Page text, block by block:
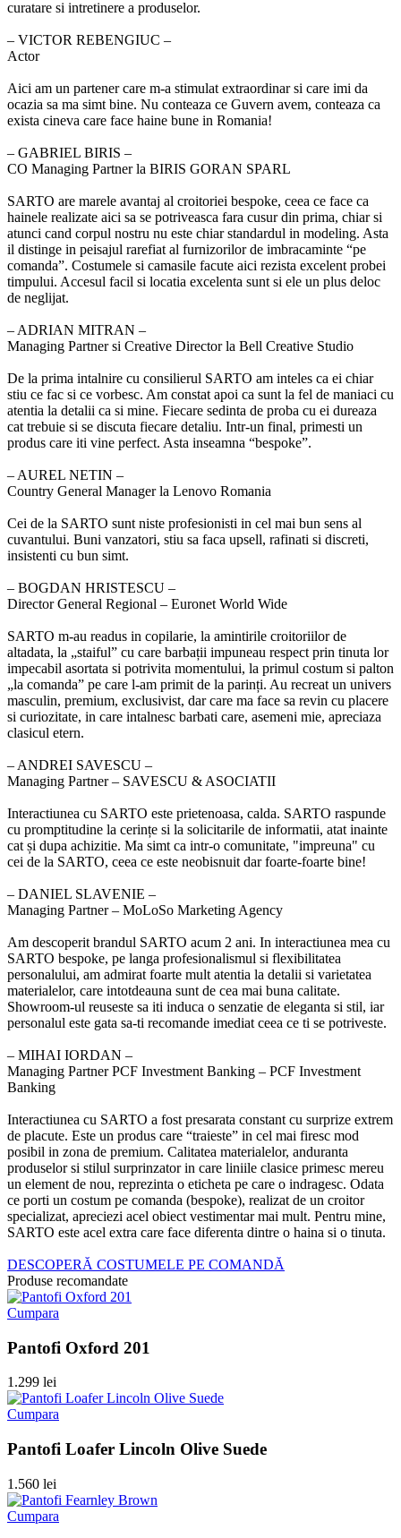
curatare si intretinere a produselor.
‒ VICTOR REBENGIUC –
Actor
Aici am un partener care m-a stimulat extraordinar si care imi da
ocazia sa ma simt bine. Nu conteaza ce Guvern avem, conteaza ca
exista cineva care face haine bune in Romania!
‒ GABRIEL BIRIS –
CO Managing Partner la BIRIS GORAN SPARL
SARTO are marele avantaj al croitoriei bespoke, ceea ce face ca
hainele realizate aici sa se potriveasca fara cusur din prima, chiar si
atunci cand corpul nostru nu este chiar standardul in modeling. Asta
il distinge in peisajul rarefiat al furnizorilor de imbracaminte “pe
comanda”. Costumele si camasile facute aici rezista excelent probei
timpului. Accesul facil si locatia excelenta sunt si ele un plus deloc
de neglijat.
‒ ADRIAN MITRAN –
Managing Partner si Creative Director la Bell Creative Studio
De la prima intalnire cu consilierul SARTO am inteles ca ei chiar
stiu ce fac si ce vorbesc. Am constat apoi ca sunt la fel de maniaci cu
atentia la detalii ca si mine. Fiecare sedinta de proba cu ei dureaza
cat trebuie si se discuta fiecare detaliu. Intr-un final, primesti un
produs care iti vine perfect. Asta inseamna “bespoke”.
‒ AUREL NETIN –
Country General Manager la Lenovo Romania
Cei de la SARTO sunt niste profesionisti in cel mai bun sens al
cuvantului. Buni vanzatori, stiu sa faca upsell, rafinati si discreti,
insistenti cu bun simt.
‒ BOGDAN HRISTESCU –
Director General Regional – Euronet World Wide
SARTO m-au readus in copilarie, la amintirile croitoriilor de
altadata, la „staiful” cu care barbații impuneau respect prin tinuta lor
impecabil asortata si potrivita momentului, la primul costum si palton
„la comanda” pe care l-am primit de la parinți. Au recreat un univers
masculin, premium, exclusivist, dar care ma face sa revin cu placere
si curiozitate, in care intalnesc barbati care, asemeni mie, apreciaza
clasicul etern.
‒ ANDREI SAVESCU –
Managing Partner – SAVESCU & ASOCIATII
Interactiunea cu SARTO este prietenoasa, calda. SARTO raspunde
cu promptitudine la cerințe si la solicitarile de informatii, atat inainte
cat și dupa achizitie. Ma simt ca intr-o comunitate, "impreuna" cu
cei de la SARTO, ceea ce este neobisnuit dar foarte-foarte bine!
‒ DANIEL SLAVENIE –
Managing Partner – MoLoSo Marketing Agency
Am descoperit brandul SARTO acum 2 ani. In interactiunea mea cu
SARTO bespoke, pe langa profesionalismul si flexibilitatea
personalului, am admirat foarte mult atentia la detalii si varietatea
materialelor, care intotdeauna sunt de cea mai buna calitate.
Showroom-ul reuseste sa iti induca o senzatie de eleganta si stil, iar
personalul este gata sa-ti recomande imediat ceea ce ti se potriveste.
‒ MIHAI IORDAN –
Managing Partner PCF Investment Banking – PCF Investment
Banking
Interactiunea cu SARTO a fost presarata constant cu surprize extrem
de placute. Este un produs care “traieste” in cel mai firesc mod
posibil in zona de premium. Calitatea materialelor, anduranta
produselor si stilul surprinzator in care liniile clasice primesc mereu
un element de nou, reprezinta o eticheta pe care o indragesc. Odata
ce porti un costum pe comanda (bespoke), realizat de un croitor
specializat, apreciezi acel obiect vestimentar mai mult. Pentru mine,
SARTO este acel extra care face diferenta dintre o haina si o tinuta.
DESCOPERĂ COSTUMELE PE COMANDĂ
Produse recomandate
Cumpara
Pantofi Oxford 201
1.299 lei
Cumpara
Pantofi Loafer Lincoln Olive Suede
1.560 lei
Cumpara